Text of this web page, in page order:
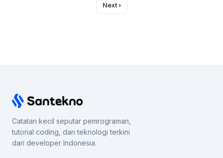
Next ›
Catatan kecil seputar pemrograman,
tutorial coding, dan teknologi terkini
dari developer Indonesia.